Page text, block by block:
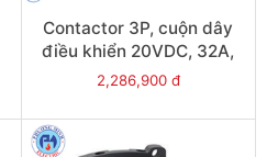
Contactor 3P, cuộn dây
điều khiển 20VDC, 32A,
1N/O, 1N/C - Model
2,286,900 đ